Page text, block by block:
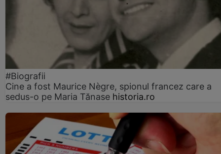
#Biografii
Cine a fost Maurice Nègre, spionul francez care a
sedus-o pe Maria Tănase historia.ro